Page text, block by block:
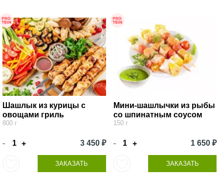
Шашлык из курицы с
овощами гриль
800 г
- + 3 450 ₽
ЗАКАЗАТЬ
Мини-шашлычки из рыбы
со шпинатным соусом
150 г
- + 1 650 ₽
ЗАКАЗАТЬ